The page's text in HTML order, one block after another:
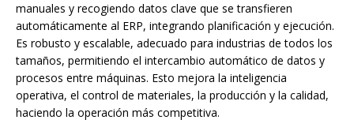
manuales y recogiendo datos clave que se transfieren
automáticamente al ERP, integrando planificación y ejecución.
Es robusto y escalable, adecuado para industrias de todos los
tamaños, permitiendo el intercambio automático de datos y
procesos entre máquinas. Esto mejora la inteligencia
operativa, el control de materiales, la producción y la calidad,
haciendo la operación más competitiva.